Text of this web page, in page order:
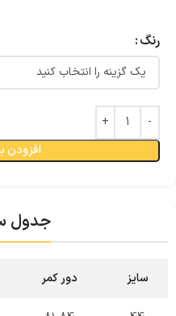
رنگ
افزودن
جدول
سایز دور کمر